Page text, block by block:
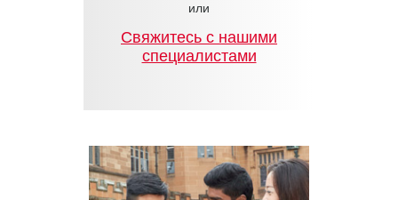
или
Cвяжитесь с нашими
специалистами